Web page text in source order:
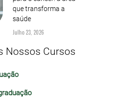
que transforma a
saúde
Julho 23, 2026
Nossos Cursos